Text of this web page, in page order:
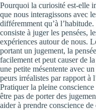
Pourquoi la curiosité est-elle
que nous interagissons avec
différemment qu’à
consiste à juger les pensées,
expériences autour de nous.
portant un jugement, la
facilement et peut causer de
une petite mésentente avec
peurs irréalistes par rapport à
Pratiquer la pleine
être pas de porter des
aider à prendre conscience de